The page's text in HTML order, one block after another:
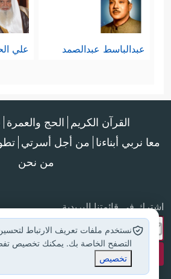
عبدالباسط عبدالصمد علي
القرآن الكريم الحج والعمرة
معا نربي أبناءنا من أجل أسرتي
من نحن
اشترك في قائمتنا البريدية
نستخدم ملفات تعريف الارتباط
التصفح الخاصة بك. يمكنك تخصيص
تخصيص